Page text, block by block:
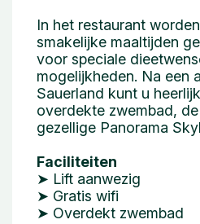
In het restaurant
smakelijke maaltijden
voor speciale
mogelijkheden. Na een
Sauerland kunt u
overdekte zwembad,
gezellige Panorama
Faciliteiten
➤ Lift aanwezig
➤ Gratis wifi
➤ Overdekt zwembad